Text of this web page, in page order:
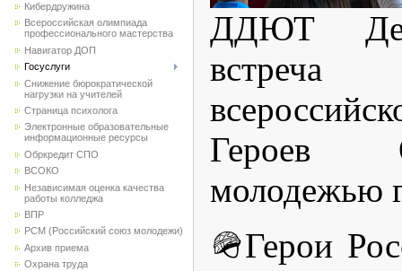
Кибердружина
Всероссийская олимпиада
профессионального мастерства
Навигатор ДОП
Госуслуги
Снижение бюрократической
нагрузки на учителей
Страница психолога
Электронные образовательные
информационные ресурсы
Обркредит СПО
ВСОКО
Независимая оценка качества
работы колледжа
ВПР
РСМ (Российский союз молодежи)
Архив приема
Охрана труда
ДДЮТ
Героев
молодежью
🪖Герои